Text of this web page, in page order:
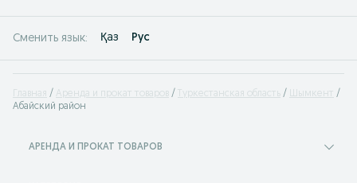
Сменить язык: Қаз Рус
Главная Аренда и прокат товаров Туркестанская область
Шымкент
Абайский район
АРЕНДА И ПРОКАТ ТОВАРОВ